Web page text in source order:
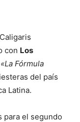
con Los
«La Fórmula
del país
Latina.
para el segundo